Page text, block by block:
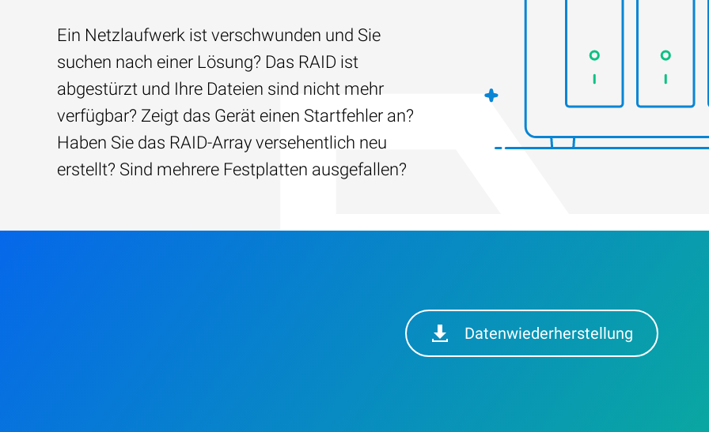
Ein Netzlaufwerk ist verschwunden und Sie
suchen nach einer Lösung? Das RAID ist
abgestürzt und Ihre Dateien sind nicht mehr
verfügbar? Zeigt das Gerät einen Startfehler an?
Haben Sie das RAID-Array versehentlich neu
erstellt? Sind mehrere Festplatten ausgefallen?
Datenwiederherstellung